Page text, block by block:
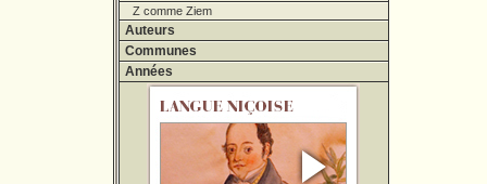
Z comme Ziem
Auteurs
Communes
Années